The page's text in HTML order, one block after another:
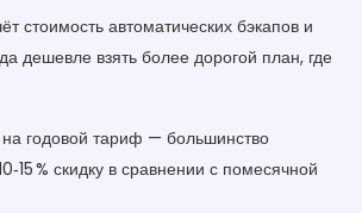
стоимость автоматических бэкапов и
дешевле взять более дорогой план, где
годовой тариф — большинство
% скидку в сравнении с помесячной